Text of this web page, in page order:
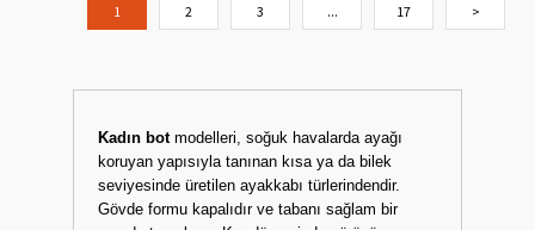
1 2 3 ... 17 >
Kadın botmodelleri, soğuk havalarda ayağı
koruyan yapısıyla tanınan kısa ya da bilek
seviyesinde üretilen ayakkabı türlerindendir.
Gövde formu kapalıdır ve tabanı sağlam bir